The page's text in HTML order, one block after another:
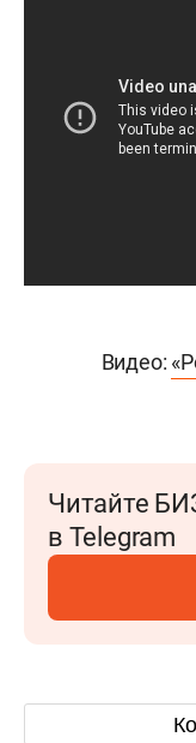
Видео:
Читайте
в Telegram